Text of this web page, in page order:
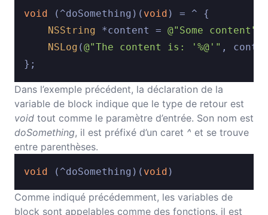
void (^doSomething)( void ) = ^ {
NSString *content = @"Some content"
NSLog (@"The content is: '%@'" ,
Dans l’exemple précédent, la déclaration de la
variable de block indique que le type de retour est
void tout comme le paramètre d’entrée. Son nom est
doSomething, il est préfixé d’un caret ^ et se trouve
entre parenthèses.
void (^doSomething)( void
Comme indiqué précédemment, les variables de
block sont appelables comme des fonctions. il est